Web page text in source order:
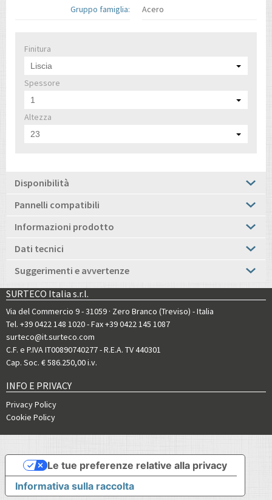
Gruppo famiglia:
Acero
Finitura
Liscia
Spessore
1
Altezza
23
Disponibilità
Pannelli compatibili
Informazioni prodotto
Dati tecnici
Suggerimenti e avvertenze
SURTECO Italia s.r.l.
Via del Commercio 9 - 31059 · Zero Branco (Treviso) - Italia
Tel. +39 0422 148 1020- Fax +39 0422 145 1087
surteco@it.surteco.com
C.F. e P.IVA IT00890740277 - R.E.A. TV 440301
Cap. Soc. € 586.250,00 i.v.
INFO E PRIVACY
Privacy Policy
Cookie Policy
Informativa sulla raccolta
Le tue preferenze relative alla privacy